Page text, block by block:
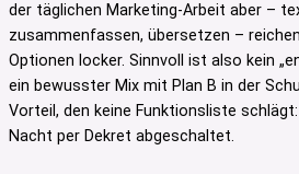
der täglichen Marketing-Arbeit aber –
zusammenfassen, übersetzen –
Optionen locker. Sinnvoll ist also kein
ein bewusster Mix mit Plan B in der
Vorteil, den keine Funktionsliste
Nacht per Dekret abgeschaltet.